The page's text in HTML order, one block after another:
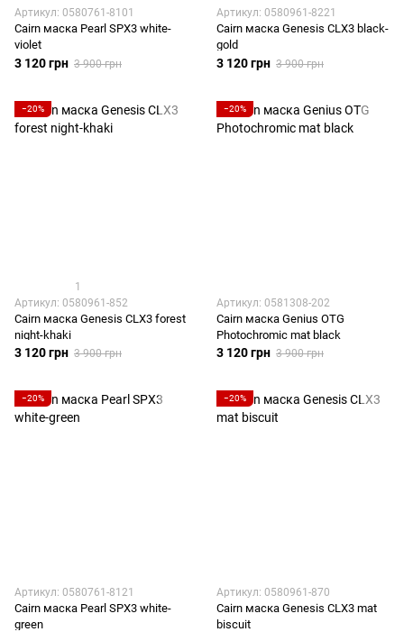
Артикул: 0580761-8101
Cairn маска Pearl SPX3 white-
violet
3 120 грн 3 900 грн
Артикул: 0580961-8221
Cairn маска Genesis CLX3 black-
gold
3 120 грн 3 900 грн
−20%
1
Артикул: 0580961-852
Cairn маска Genesis CLX3 forest
night-khaki
3 120 грн 3 900 грн
−20%
Артикул: 0581308-202
Cairn маска Genius OTG
Photochromic mat black
3 120 грн 3 900 грн
−20%
Артикул: 0580761-8121
Cairn маска Pearl SPX3 white-
green
−20%
Артикул: 0580961-870
Cairn маска Genesis CLX3 mat
biscuit